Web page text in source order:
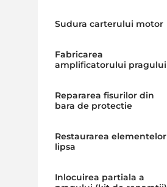
Sudura carterului motor
Fabricarea
amplificatorului pragului
Repararea fisurilor din
bara de protectie
Restaurarea elementelor
lipsa
Inlocuirea partiala a